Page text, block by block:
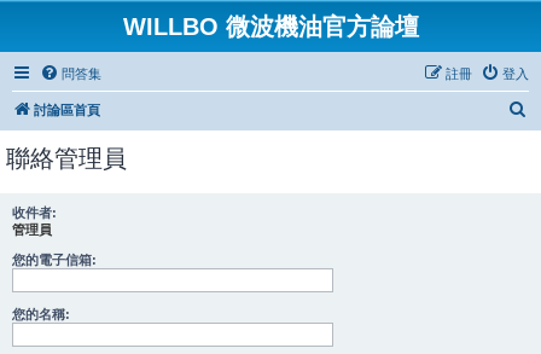
WILLBO 微波機油官方論壇
問答集 登入
註冊
討論區首頁
聯絡管理員
收件者:
管理員
您的電子信箱:
您的名稱: